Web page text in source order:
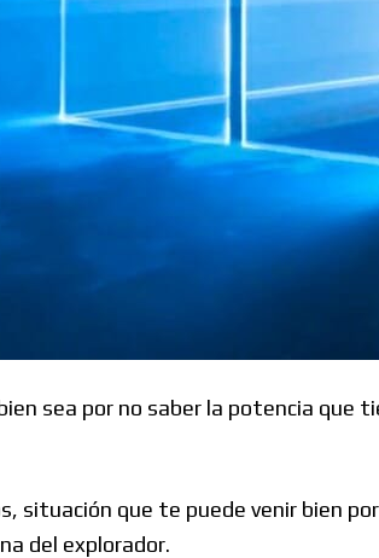
sea por no saber la potencia que
situación que te puede venir bien
del explorador.